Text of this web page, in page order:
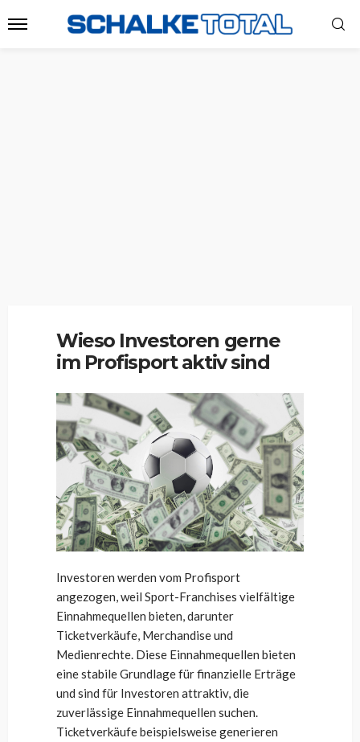
Wieso Investoren gerne
im Profisport aktiv sind
Investoren werden vom Profisport
angezogen, weil Sport-Franchises vielfältige
Einnahmequellen bieten, darunter
Ticketverkäufe, Merchandise und
Medienrechte. Diese Einnahmequellen bieten
eine stabile Grundlage für finanzielle Erträge
und sind für Investoren attraktiv, die
zuverlässige Einnahmequellen suchen.
Ticketverkäufe beispielsweise generieren